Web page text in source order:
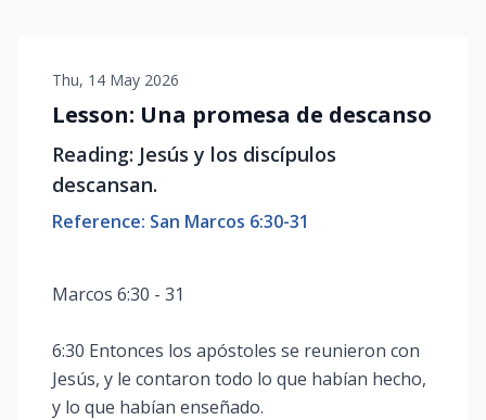
Thu, 14 May 2026
Lesson: Una promesa de descanso
Reading: Jesús y los discípulos
descansan.
Reference: San Marcos 6:30-31
Marcos 6:30 - 31
6:30 Entonces los apóstoles se reunieron con
Jesús, y le contaron todo lo que habían hecho,
y lo que habían enseñado.